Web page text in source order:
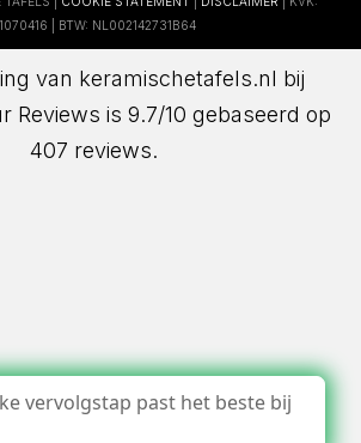
| BTW: NL002142731B64
van keramischetafels.nl bij
Reviews is 9.7/10 gebaseerd op
407 reviews.
vervolgstap past het beste bij